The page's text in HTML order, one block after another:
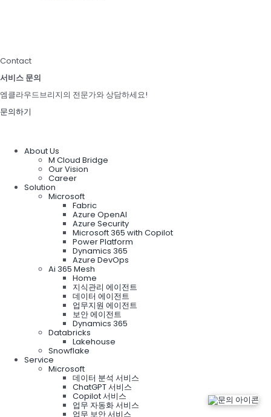
Contact
서비스 문의
엠클라우드브리지의 전문가와 상담하세요!
문의하기
About Us
M Cloud Bridge
Our Vision
Career
Solution
Microsoft
Fabric
Azure OpenAI
Azure Security
Microsoft 365 with Copilot
Power Platform
Dynamics 365
Azure DevOps
Ai 365 Mesh
Home
지식관리 에이전트
데이터 에이전트
업무지원 에이전트
보안 에이전트
Dynamics 365
Databricks
Lakehouse
Snowflake
Service
Microsoft
데이터 분석 서비스
ChatGPT 서비스
Copilot 서비스
업무 자동화 서비스
업무 보안 서비스